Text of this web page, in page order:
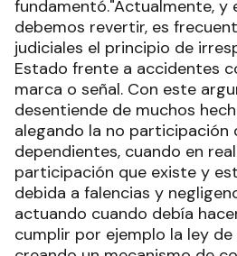
fundamentó."Actualmente, y
debemos revertir, es
judiciales el principio de
Estado frente a accidentes
marca o señal. Con este
desentiende de muchos
alegando la no participación
dependientes, cuando en
participación que existe y
debida a falencias y
actuando cuando debía
cumplir por ejemplo la ley de